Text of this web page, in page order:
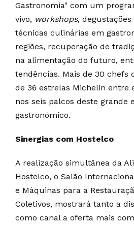
Gastronomia" com um
vivo, workshops,
técnicas culinárias em
regiões, recuperação de
na alimentação do futuro,
tendências. Mais de 30 chefs
de 36 estrelas Michelin entre
nos seis palcos deste grande
gastronómico.
Sinergias com Hostelco
A realização simultânea da
Hostelco, o Salão
e Máquinas para a
Coletivos, mostrará tanto a
como canal a oferta mais